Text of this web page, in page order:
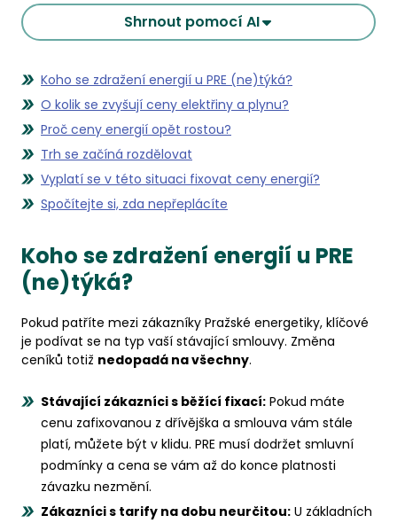
Shrnout pomocí AI
Koho se zdražení energií u PRE (ne)týká?
O kolik se zvyšují ceny elektřiny a plynu?
Proč ceny energií opět rostou?
Trh se začíná rozdělovat
Vyplatí se v této situaci fixovat ceny energií?
Spočítejte si, zda nepřeplácíte
Koho se zdražení energií u PRE
(ne)týká?
Pokud patříte mezi zákazníky Pražské energetiky, klíčové
je podívat se na typ vaší stávající smlouvy. Změna
ceníků totiž nedopadá na všechny.
Stávající zákazníci s běžící fixací: Pokud máte
cenu zafixovanou z dřívějška a smlouva vám stále
platí, můžete být v klidu. PRE musí dodržet smluvní
podmínky a cena se vám až do konce platnosti
závazku nezmění.
Zákazníci s tarify na dobu neurčitou: U základních